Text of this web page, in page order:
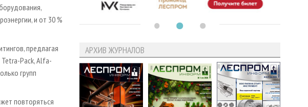
и от 30 %
предлагая
Pack, Alfa-
групп
повторяться
АРХИВ ЖУРНАЛОВ